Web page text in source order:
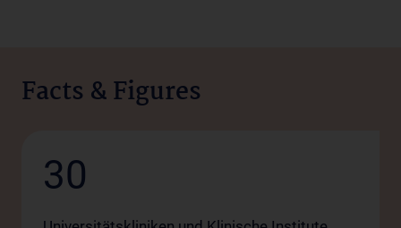
Facts & Figures
30